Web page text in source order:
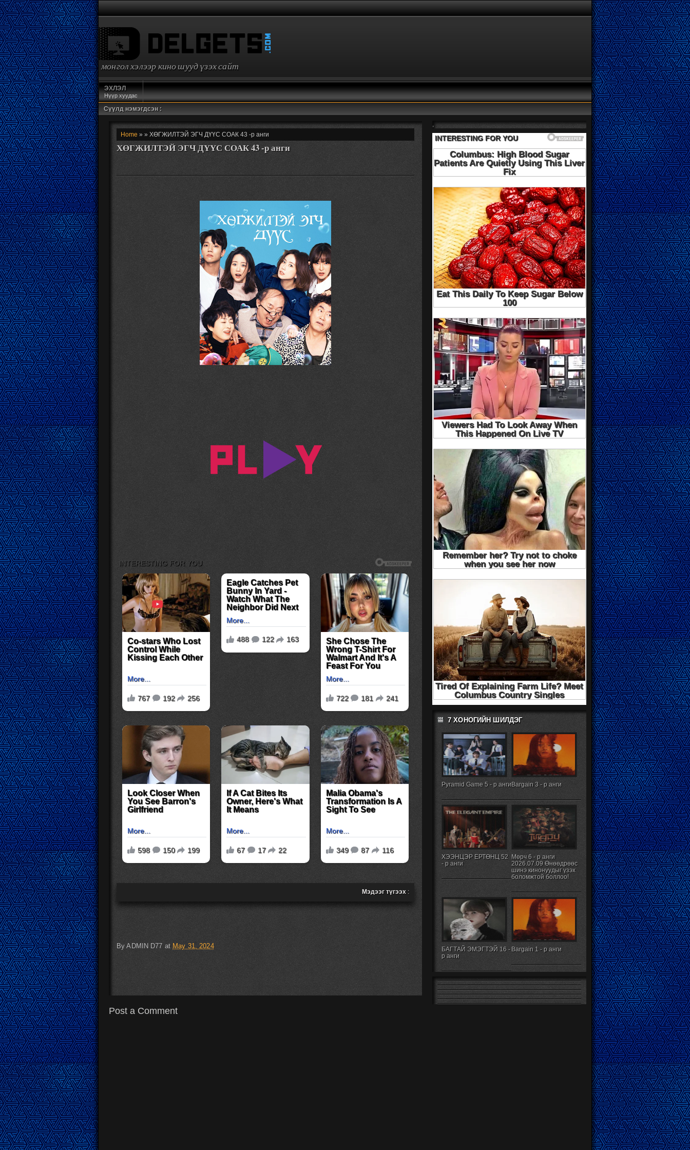
монгол хэлээр кино шууд үзэх сайт
ЭХЛЭЛ
Нүүр хуудас
Сүүлд нэмэгдсэн :
Home » » ХӨГЖИЛТЭЙ ЭГЧ ДҮҮС СОАК 43 -р анги
ХӨГЖИЛТЭЙ ЭГЧ ДҮҮС СОАК 43 -р анги
Мэдээг түгээх :
ByADMIN D77 at May 31, 2024
Post a Comment
,
7 ХОНОГИЙН ШИЛДЭГ
Pyramid Game 5 - р ангиBargain 3 - р анги
ХЭЭНЦЭР ЕРТӨНЦ 52
- р анги
Мөрч 6 - р анги
2026.07.09 Өнөөдрөөс
шинэ кинонуудыг үзэх
боломжтой боллоо!
БАГТАЙ ЭМЭГТЭЙ 16 -
р анги
Bargain 1 - р анги